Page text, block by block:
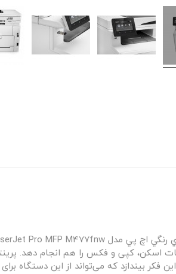
اسکن، کپی و فکس را هم انجام دهد.
فکر بیندازد که می‌تواند از این دستگاه